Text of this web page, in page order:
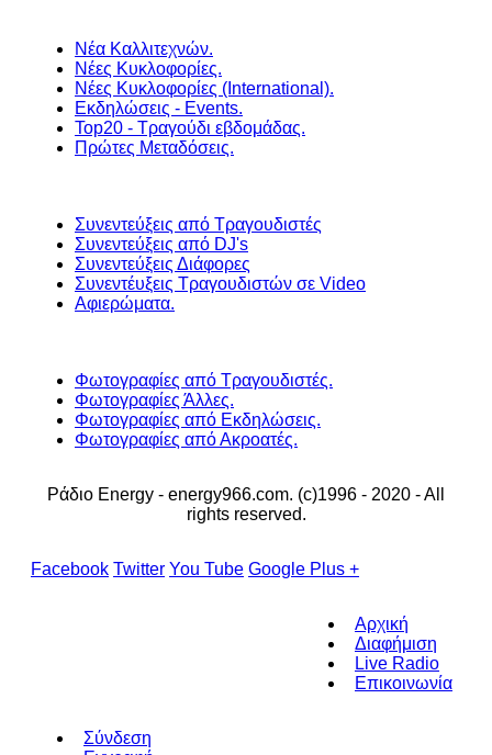
Νέα Καλλιτεχνών.
Νέες Κυκλοφορίες.
Νέες Κυκλοφορίες (International).
Εκδηλώσεις - Events.
Top20 - Τραγούδι εβδομάδας.
Πρώτες Μεταδόσεις.
Συνεντεύξεις από Τραγουδιστές
Συνεντεύξεις από DJ's
Συνεντεύξεις Διάφορες
Συνεντέυξεις Τραγουδιστών σε Video
Αφιερώματα.
Φωτογραφίες από Τραγουδιστές.
Φωτογραφίες Άλλες.
Φωτογραφίες από Εκδηλώσεις.
Φωτογραφίες από Ακροατές.
Ράδιο Energy - energy966.com. (c)1996 - 2020 - All
rights reserved.
Facebook Twitter You Tube Google Plus +
Αρχική
Διαφήμιση
Live Radio
Επικοινωνία
Σύνδεση